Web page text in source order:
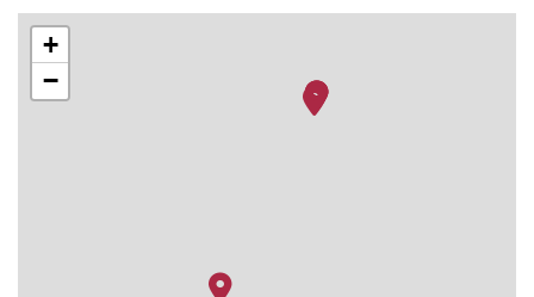
09.12.27
10.12.27
Antarktische Halbinsel
+
−